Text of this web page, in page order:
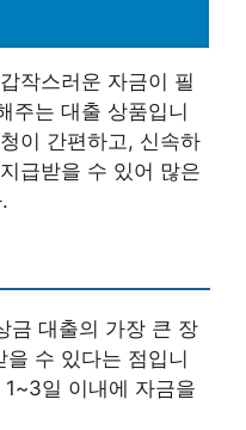
작스러운 자금이 필
주는 대출 상품입니
이 간편하고, 신속하
급받을 수 있어 많은
금 대출의 가장 큰 장
수 있다는 점입니
일 이내에 자금을